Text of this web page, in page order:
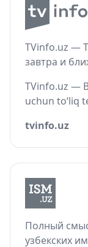
TVinfo.uz —
завтра и
TVinfo.uz —
uchun to‘liq
tvinfo.uz
Полный
узбекских